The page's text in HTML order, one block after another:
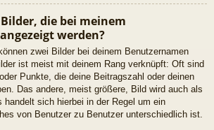
die bei meinem
werden?
zwei Bilder bei deinem Benutzernamen
ist meist mit deinem Rang verknüpft: Oft sind
Punkte, die deine Beitragszahl oder deinen
Das andere, meist größere, Bild wird auch als
handelt sich hierbei in der Regel um ein
von Benutzer zu Benutzer unterschiedlich ist.